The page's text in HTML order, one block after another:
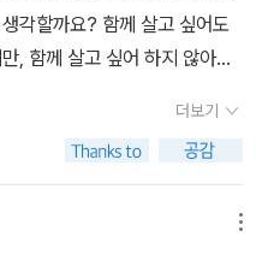
겠다! 태진아 팬클럽의 임옥경
선언에 충분히 공감한다. 자식
...... 바퀴 달린 신발도 신어보
도 하고...... 맛난 것도 먹으러
에...... 그 소리 듣고 늬 아빠
번 세 번 읽어도 눈물나서 아
민경이의 눈빛이 '저렇게 눈물
. 지금 할머니, 할아버지들이
가 다시 겪어야 할 고통이다.
는 못해도 이해는 하는 세대라
지, 할머니의 존재가 어떤 의
손자, 손녀인 희망이와 찬이가
은 조금 달랐다. 언제나 생각
각할까요? 함께 살고 싶어도
, 함께 살고 싶어 하지 않아서
이나 자고, 텔레비전이나 보면
는 건 아닐까요? 이런 생각이
구석이 아픕니다. 우리 주변의
시선으로 바라보는 이용포 작
더보기